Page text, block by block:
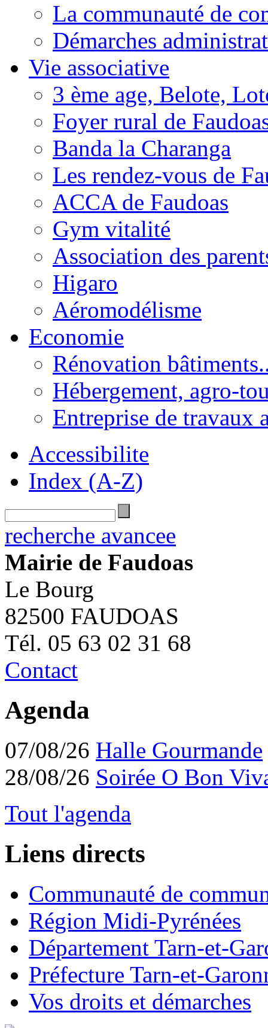
La communauté de
Démarches
Vie associative
3 ème age, Belote,
Foyer rural de
Banda la Charanga
Les rendez-vous de
ACCA de Faudoas
Gym vitalité
Association des
Higaro
Aéromodélisme
Economie
Rénovation
Hébergement, agro-
Entreprise de travaux
Accessibilite
Index (A-Z)
recherche avancee
Mairie de Faudoas
Le Bourg
82500 FAUDOAS
Tél. 05 63 02 31 68
Contact
Agenda
07/08/26 Halle Gourmande
28/08/26 Soirée O Bon
Tout l'agenda
Liens directs
Communauté de
Région Midi-Pyrénées
Département Tarn-et-
Préfecture Tarn-et-
Vos droits et démarches